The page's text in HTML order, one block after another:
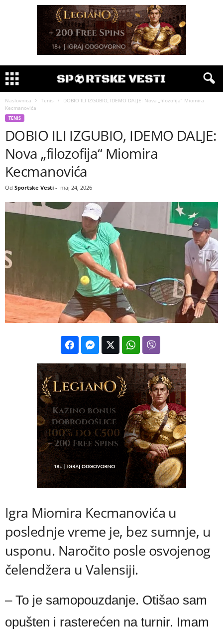
Naslovnica Tenis
DOBIO ILI IZGUBIO, IDEMO DALJE: Nova „filozofija“ Miomira
Kecmanovića
TENIS
DOBIO ILI IZGUBIO, IDEMO DALJE:
Nova „filozofija“ Miomira
Kecmanovića
Od Sportske Vesti - maj 24, 2026
Igra Miomira Kecmanovića u
poslednje vreme je, bez sumnje, u
usponu. Naročito posle osvojenog
čelendžera u Valensiji.
– To je samopouzdanje. Otišao sam
opušten i rasterećen na turnir. Imam